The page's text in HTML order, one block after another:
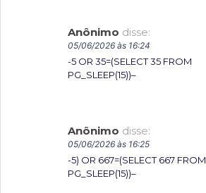
Anônimo disse:
05/06/2026 às 16:24
-5 OR 35=(SELECT 35 FROM
PG_SLEEP(15))–
Anônimo disse:
05/06/2026 às 16:25
-5) OR 667=(SELECT 667 FROM
PG_SLEEP(15))–